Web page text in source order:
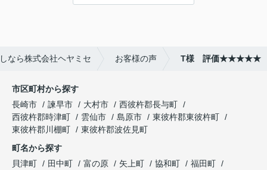
なら株式会社ヘヤミセ お客様の声 T様 評価★★★★★
市区町村から探す
長崎市
諫早市 大村市
西彼杵郡長与町
西彼杵郡時津町
雲仙市 島原市
東彼杵郡東彼杵町
東彼杵郡川棚町
東彼杵郡波佐見町
町名から探す
貝津町
田中町 富の原 矢上町 協和町
福田町